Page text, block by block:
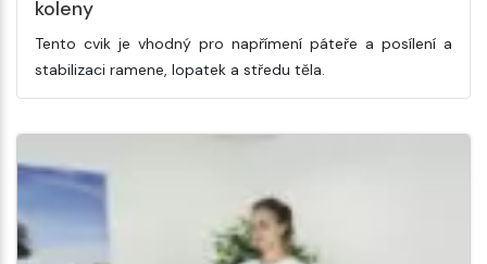
koleny
Tento cvik je vhodný pro napřímení páteře a posílení a
stabilizaci ramene, lopatek a středu těla.